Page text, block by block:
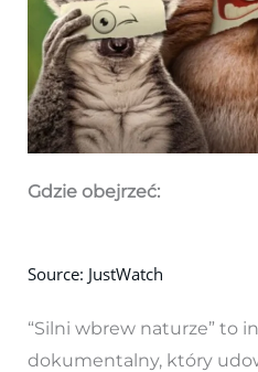
Gdzie obejrzeć:
Source: JustWatch
“Silni wbrew naturze” to
dokumentalny, który